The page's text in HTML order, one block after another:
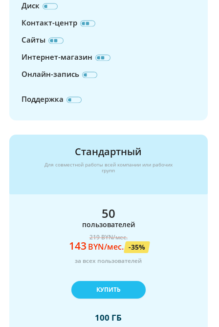
Диск
Контакт-центр
Сайты
Интернет-магазин
Онлайн-запись
Поддержка
Стандартный
Для совместной работы всей компании или рабочих
групп
50
пользователей
219BYN/мес.
143 BYN/мес. -35%
за всех пользователей
КУПИТЬ
100 ГБ